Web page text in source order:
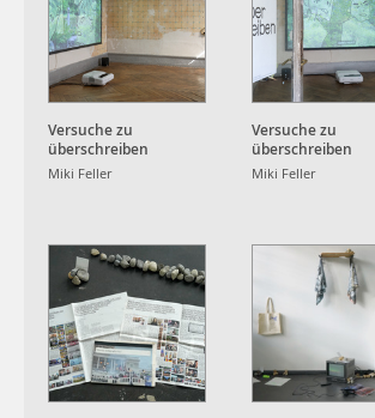
Versuche zu
überschreiben
Miki Feller
Versuche zu
überschreiben
Miki Feller